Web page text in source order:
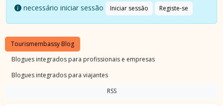
necessário iniciar sessão Iniciar sessão Registe-se
Tourismembassy Blog
Blogues integrados para profissionais e empresas
Blogues integrados para viajantes
RSS